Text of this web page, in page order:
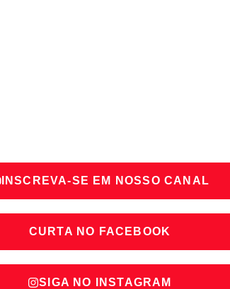
INSCREVA-SE EM NOSSO CANAL
CURTA NO FACEBOOK
SIGA NO INSTAGRAM